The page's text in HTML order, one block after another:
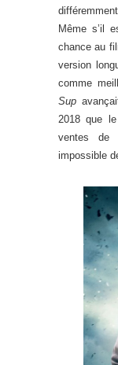
Même s’il
chance au
version
comme
Sup
2018 que
ventes de
impossible